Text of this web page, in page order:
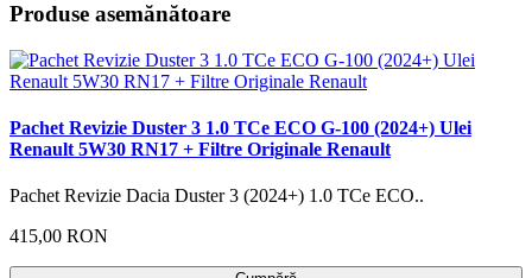
Produse asemănătoare
Pachet Revizie Duster 3 1.0 TCe ECO G-100 (2024+) Ulei
Renault 5W30 RN17 + Filtre Originale Renault
Pachet Revizie Dacia Duster 3 (2024+) 1.0 TCe ECO..
415,00 RON